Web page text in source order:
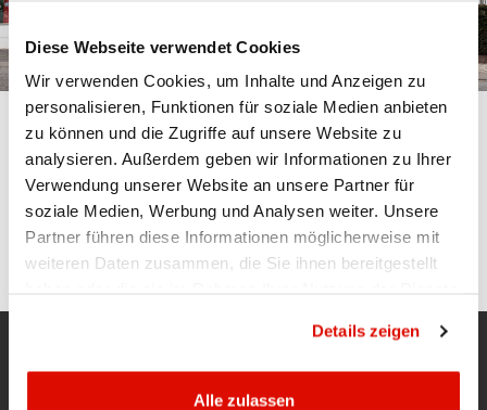
Diese Webseite verwendet Cookies
Wir verwenden Cookies, um Inhalte und Anzeigen zu
personalisieren, Funktionen für soziale Medien anbieten
zu können und die Zugriffe auf unsere Website zu
analysieren. Außerdem geben wir Informationen zu Ihrer
Verwendung unserer Website an unsere Partner für
soziale Medien, Werbung und Analysen weiter. Unsere
Partner führen diese Informationen möglicherweise mit
weiteren Daten zusammen, die Sie ihnen bereitgestellt
Details zeigen
Alle zulassen
|
SEITE DRUCKEN